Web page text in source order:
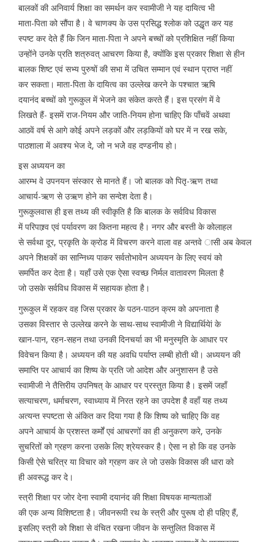
बालकों की अनिवार्य शिक्षा का समर्थन कर स्वामीजी ने यह दायित्व भी
माता-पिता को सौंपा है। वे चाणक्य के उस प्रसिद्ध श्लोक को उद्धृत कर यह
स्पष्ट कर देते हैं कि जिन माता-पिता ने अपने बच्चों को प्रशिक्षित नहीं किया
उन्होंने उनके प्रति शत्रुवत् आचरण किया है, क्योंकि इस प्रकार शिक्षा से हीन
बालक शिष्ट एवं सभ्य पुरुषों की सभा में उचित सम्मान एवं स्थान प्राप्त नहीं
कर सकता। माता-पिता के दायित्व का उल्लेख करने के पश्चात ऋषि
दयानंद बच्चों को गुरूकुल में भेजने का संकेत करते हैं। इस प्रसंग में वे
लिखते हैं- इसमें राज-नियम और जाति-नियम होना चाहिए कि पाँचवें अथवा
आठवें वर्ष से आगे कोई अपने लड़कों और लड़कियों को घर में न रख सके,
पाठशाला में अवश्य भेज दे, जो न भजेे वह दण्डनीय हो।
इस अध्ययन का
आरम्भ वे उपनयन संस्कार से मानते हैं। जो बालक को पितृ-ऋण तथा
आचार्य-ऋण से उऋण होने का सन्देश देता है।
गुरूकुलवास ही इस तथ्य की स्वीकृति है कि बालक के सर्वविध विकास
में परिपाश्र्व एवं पर्यावरण का कितना महत्व है। नगर और बस्ती के कोलाहल
से सर्वथा दूर, प्रकृति के क्रोड में विचरण करने वाला वह अन्तवे ासी अब केवल
अपने शिक्षकों का सान्निध्य पाकर सर्वतोभावेन अध्ययन के लिए स्वयं को
समर्पित कर देता है। यहाँ उसे एक ऐसा स्वच्छ निर्मल वातावरण मिलता है
जो उसके सर्वविध विकास में सहायक होता है।
गुरूकुल में रहकर वह जिस प्रकार के पठन-पाठन क्रम को अपनाता है
उसका विस्तार से उल्लेख करने के साथ-साथ स्वामीजी ने विद्यार्थियेां के
खान-पान, रहन-सहन तथा उनकी दिनचर्या का भी मनुस्मृति के आधार पर
विवेचन किया है। अध्ययन की यह अवधि पर्याप्त लम्बी होती थी। अध्ययन की
समाप्ति पर आचार्य का शिष्य के प्रति जो आदेश और अनुशासन है उसे
स्वामीजी ने तैत्तिरीय उपनिषत् के आधार पर प्रस्तुत किया है। इसमें जहाँ
सत्याचरण, धर्माचरण, स्वाध्याय में निरत रहने का उपदेश है वहाँ यह तथ्य
अत्यन्त स्पष्टता से अंकित कर दिया गया है कि शिष्य को चाहिए कि वह
अपने आचार्य के प्रशस्त कर्मों एवं आचरणों का ही अनुकरण करे, उनके
सुचरितों को ग्रहण करना उसके लिए श्रेयस्कर है। ऐसा न हो कि वह उनके
किसी ऐसे चरित्र या विचार को ग्रहण कर ले जो उसके विकास की धारा को
ही अवरूद्ध कर दे।
स्त्री शिक्षा पर जोर देना स्वामी दयानंद की शिक्षा विषयक मान्यताओं
की एक अन्य विशिष्टता है। जीवनरूपी रथ के स्त्री और पुरूष दो ही पहिए हैं,
इसलिए स्त्री को शिक्षा से वंचित रखना जीवन के सन्तुलित विकास में